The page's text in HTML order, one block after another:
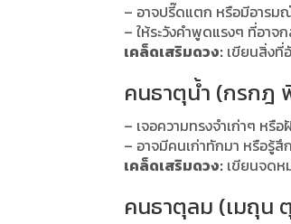
– อาจปรี๊ดแตก หรือมีอารม
– ให้ระวังคำพูดแรงๆ ที่อาจ
เคล็ดเสริมดวง: เขียนสิ่งที่
คนธาตุน้ำ (กรกฎ
– เจอความทรงจำเก่าๆ หรือ
– อาจมีคนเก่าทักมา หรือรู้
เคล็ดเสริมดวง: เขียนจดห
คนธาตุลม (เมถุน